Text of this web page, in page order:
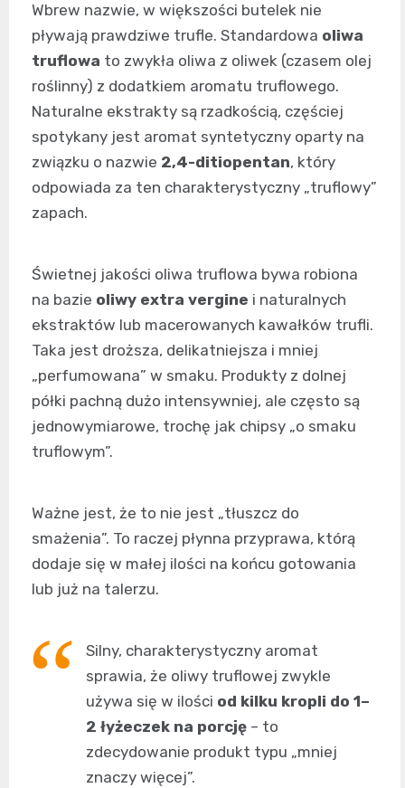
Wbrew nazwie, w większości butelek nie
pływają prawdziwe trufle. Standardowa oliwa
truflowa to zwykła oliwa z oliwek (czasem olej
roślinny) z dodatkiem aromatu truflowego.
Naturalne ekstrakty są rzadkością, częściej
spotykany jest aromat syntetyczny oparty na
związku o nazwie 2,4-ditiopentan, który
odpowiada za ten charakterystyczny „truflowy”
zapach.
Świetnej jakości oliwa truflowa bywa robiona
na bazie oliwy extra vergine i naturalnych
ekstraktów lub macerowanych kawałków trufli.
Taka jest droższa, delikatniejsza i mniej
„perfumowana” w smaku. Produkty z dolnej
półki pachną dużo intensywniej, ale często są
jednowymiarowe, trochę jak chipsy „o smaku
truflowym”.
Ważne jest, że to nie jest „tłuszcz do
smażenia”. To raczej płynna przyprawa, którą
dodaje się w małej ilości na końcu gotowania
lub już na talerzu.
Silny, charakterystyczny aromat
sprawia, że oliwy truflowej zwykle
używa się w ilości od kilku kropli do 1–
2 łyżeczek na porcję – to
zdecydowanie produkt typu „mniej
znaczy więcej”.